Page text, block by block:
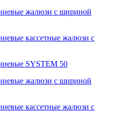
жалюзи с шириной
кассетные жалюзи с
SYSTEM 50
жалюзи с шириной
кассетные жалюзи с